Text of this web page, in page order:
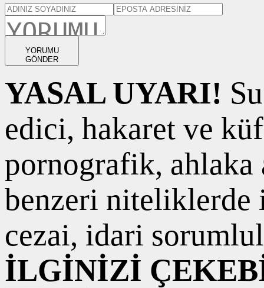
YORUMU
GÖNDER
YASAL UYARI!
edici, hakaret ve
pornografik, ahlaka
benzeri niteliklerde
cezai, idari
İLGİNİZİ